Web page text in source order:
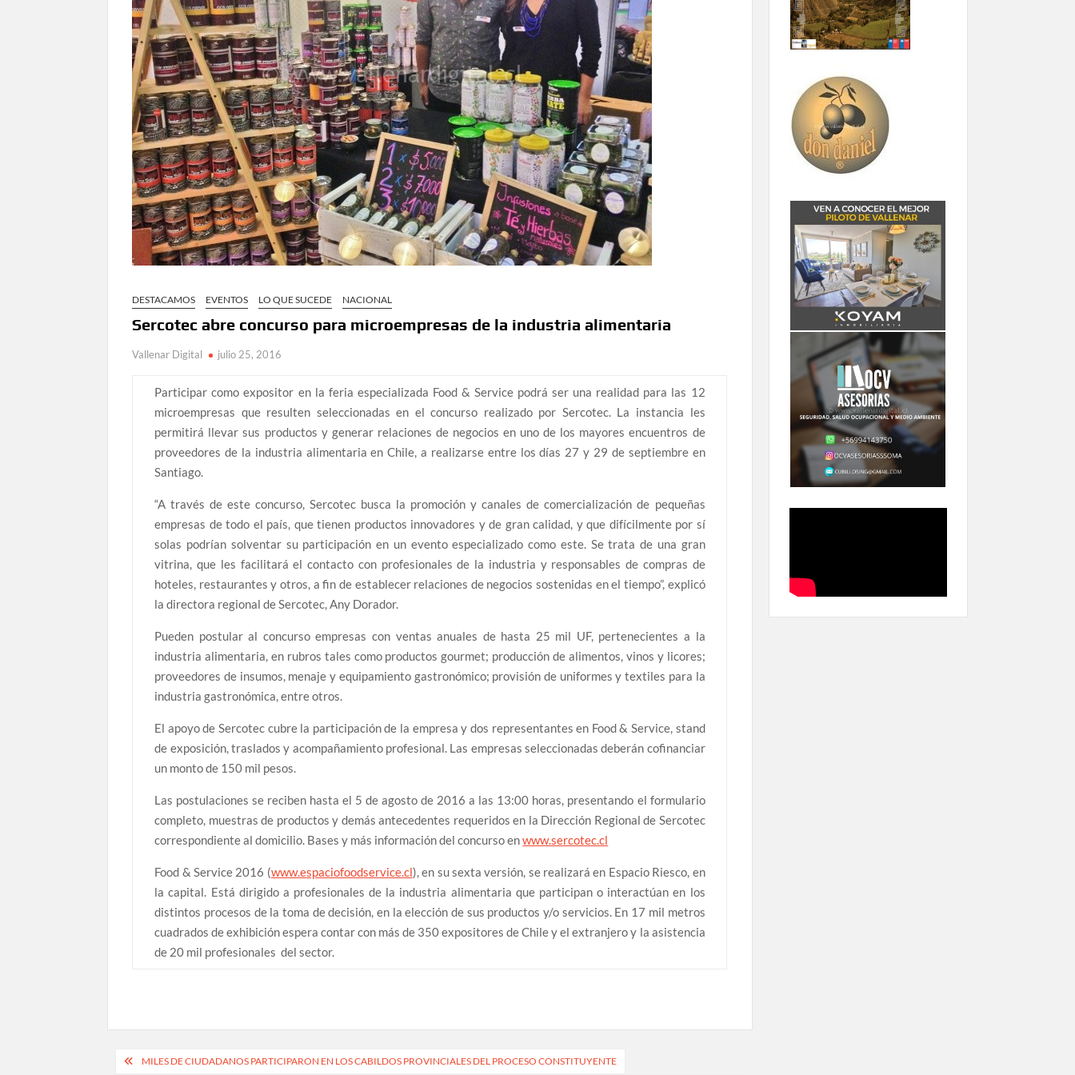
DESTACAMOS EVENTOS LO QUE SUCEDE NACIONAL
Sercotec abre concurso para microempresas de la industria alimentaria
Vallenar Digital julio 25, 2016
Participar como expositor en la feria especializada Food & Service podrá ser una realidad para las 12
microempresas que resulten seleccionadas en el concurso realizado por Sercotec. La instancia les
permitirá llevar sus productos y generar relaciones de negocios en uno de los mayores encuentros de
proveedores de la industria alimentaria en Chile, a realizarse entre los días 27 y 29 de septiembre en
Santiago.
“A través de este concurso, Sercotec busca la promoción y canales de comercialización de pequeñas
empresas de todo el país, que tienen productos innovadores y de gran calidad, y que difícilmente por sí
solas podrían solventar su participación en un evento especializado como este. Se trata de una gran
vitrina, que les facilitará el contacto con profesionales de la industria y responsables de compras de
hoteles, restaurantes y otros, a fin de establecer relaciones de negocios sostenidas en el tiempo”, explicó
la directora regional de Sercotec, Any Dorador.
Pueden postular al concurso empresas con ventas anuales de hasta 25 mil UF, pertenecientes a la
industria alimentaria, en rubros tales como productos gourmet; producción de alimentos, vinos y licores;
proveedores de insumos, menaje y equipamiento gastronómico; provisión de uniformes y textiles para la
industria gastronómica, entre otros.
El apoyo de Sercotec cubre la participación de la empresa y dos representantes en Food & Service, stand
de exposición, traslados y acompañamiento profesional. Las empresas seleccionadas deberán cofinanciar
un monto de 150 mil pesos.
Las postulaciones se reciben hasta el 5 de agosto de 2016 a las 13:00 horas, presentando el formulario
completo, muestras de productos y demás antecedentes requeridos en la Dirección Regional de Sercotec
correspondiente al domicilio. Bases y más información del concurso enwww.sercotec.cl
Food & Service 2016 (www.espaciofoodservice.cl), en su sexta versión, se realizará en Espacio Riesco, en
la capital. Está dirigido a profesionales de la industria alimentaria que participan o interactúan en los
distintos procesos de la toma de decisión, en la elección de sus productos y/o servicios. En 17 mil metros
cuadrados de exhibición espera contar con más de 350 expositores de Chile y el extranjero y la asistencia
de 20 mil profesionales del sector.
Navegación
MILES DE CIUDADANOS PARTICIPARON EN LOS CABILDOS PROVINCIALES DEL PROCESO CONSTITUYENTE